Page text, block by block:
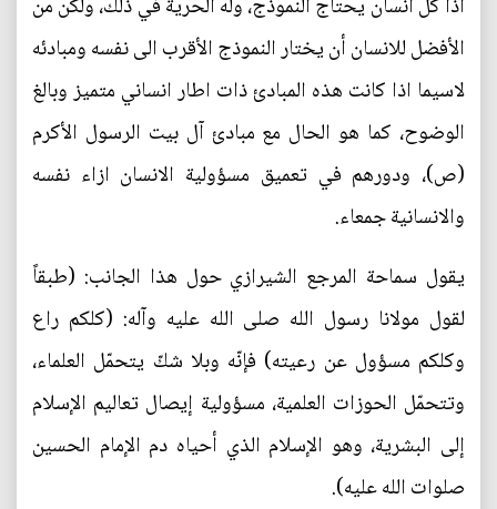
اذاً كل انسان يحتاج النموذج، وله الحرية في ذلك، ولكن من
الأفضل للانسان أن يختار النموذج الأقرب الى نفسه ومبادئه
لاسيما اذا كانت هذه المبادئ ذات اطار انساني متميز وبالغ
الوضوح، كما هو الحال مع مبادئ آل بيت الرسول الأكرم
(ص)، ودورهم في تعميق مسؤولية الانسان ازاء نفسه
والانسانية جمعاء.
يقول سماحة المرجع الشيرازي حول هذا الجانب: (طبقاً
لقول مولانا رسول الله صلى الله عليه وآله: (كلكم راع
وكلكم مسؤول عن رعيته) فإنّه وبلا شكّ يتحمّل العلماء،
وتتحمّل الحوزات العلمية، مسؤولية إيصال تعاليم الإسلام
إلى البشرية، وهو الإسلام الذي أحياه دم الإمام الحسين
صلوات الله عليه).